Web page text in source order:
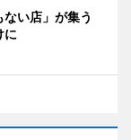
い店」が集う
に